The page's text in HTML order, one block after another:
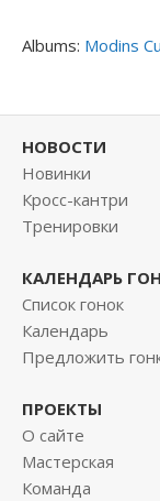
Albums: Modins
НОВОСТИ
Новинки
Кросс-кантри
Тренировки
КАЛЕНДАРЬ
Список гонок
Календарь
Предложить
ПРОЕКТЫ
О сайте
Мастерская
Команда